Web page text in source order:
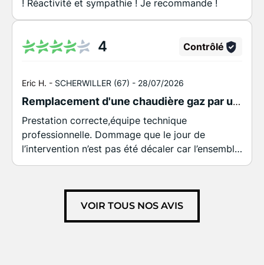
! Réactivité et sympathie ! Je recommande !
4 Contrôlé
Eric H. - SCHERWILLER (67) - 28/07/2026
Remplacement d'une chaudière gaz par une PAC air/eau de marque Viessmann.
Prestation correcte,équipe technique
professionnelle. Dommage que le jour de
l’intervention n’est pas été décaler car l’ensemble
des pièces n’était pas disponible,obligation de
decaler le rdv initial. Malgré cela je recommande
cette société.VOIR TOUS NOS AVIS